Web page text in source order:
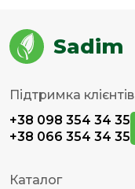
Sadim
Підтримка клієнтів
+38 098 354 34 35
+38 066 354 34 35
Каталог